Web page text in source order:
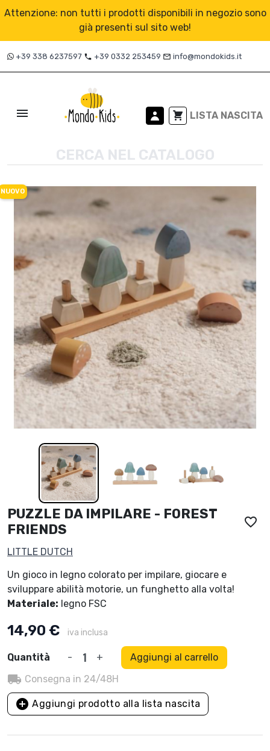
Attenzione: non tutti i prodotti disponibili in negozio sono
già presenti sul sito web!
+39 338 6237597 local_phone +39 0332 253459 mail_outline info@mondokids.it
 LISTA NASCITA
NUOVO
PUZZLE DA IMPILARE - FOREST
FRIENDS
favorite_border
LITTLE DUTCH
Un gioco in legno colorato per impilare, giocare e
sviluppare abilità motorie, un funghetto alla volta!
Materiale: legno FSC
14,90 € iva inclusa
Quantità - + Aggiungi al carrello
local_shipping Consegna in 24/48H
add_circle Aggiungi prodotto alla lista nascita